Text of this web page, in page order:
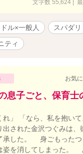
文字数 55,624 |
ル×一般人 スパダリ
ティ
お気
息子ごと、保育士
れ」 「なら、私を抱
出された金沢つぐみは
承した。 身ごもったつ
姿を消してしまった